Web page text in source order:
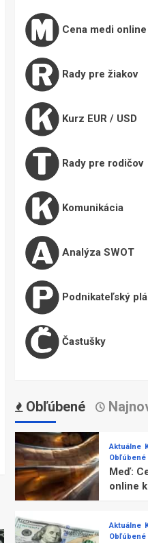
Cena medi online
Rady pre žiakov
Kurz EUR / USD
Rady pre rodičov
Komunikácia
Analýza SWOT
Podnikateľský
Častušky
Obľúbené
Aktuálne
Obľúbené
Meď:
online
Aktuálne
Obľúbené